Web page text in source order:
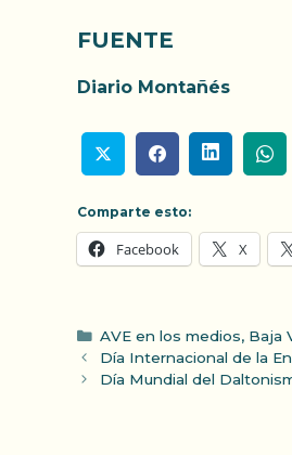
FUENTE
Diario Montañés
Comparte esto:
Facebook X
Categorías
AVE en los medios, Baja
Día Internacional de la
Día Mundial del